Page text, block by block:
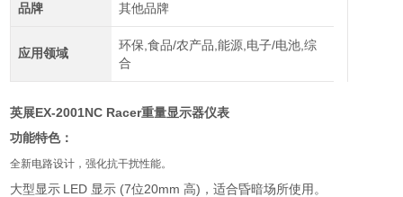
品牌 其他品牌
应用领域
环保,食品/农产品,能源,电子/电池,综
合
英展EX-2001NC Racer重量显示器仪表
功能特色：
全新电路设计，强化抗干扰性能。
大型显示 LED 显示 (7位20mm高) ，适合昏暗场所使用。